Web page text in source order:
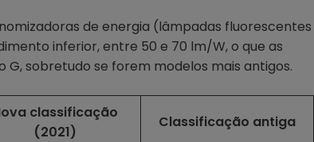
de energia (lâmpadas fluorescentes
inferior, entre 50 e 70 lm/W, o que as
G, sobretudo se forem modelos mais antigos.
classificação
(2021)
Classificação antiga